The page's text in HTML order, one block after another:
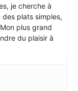
je cherche à
plats simples,
plus grand
du plaisir à